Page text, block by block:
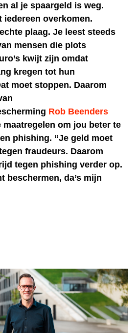
al je spaargeld is weg.
iedereen overkomen.
plaag. Je leest steeds
mensen die plots
kwijt zijn omdat
kregen tot hun
moet stoppen. Daarom
Rob Beenders
maatregelen om jou beter te
phishing. “Je geld moet
fraudeurs. Daarom
tegen phishing verder op.
beschermen, da’s mijn